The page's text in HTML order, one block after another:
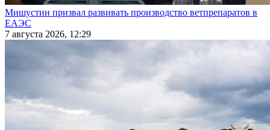
Мишустин призвал развивать производство ветпрепаратов в
ЕАЭС
7 августа 2026, 12:29